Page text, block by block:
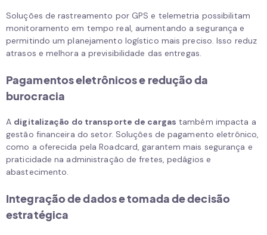
Soluções de rastreamento por GPS e telemetria possibilitam
monitoramento em tempo real, aumentando a segurança e
permitindo um planejamento logístico mais preciso. Isso reduz
atrasos e melhora a previsibilidade das entregas.
Pagamentos eletrônicos e redução da
burocracia
A digitalização do transporte de cargas também impacta a
gestão financeira do setor. Soluções de pagamento eletrônico,
como a oferecida pela Roadcard, garantem mais segurança e
praticidade na administração de fretes, pedágios e
abastecimento.
Integração de dados e tomada de decisão
estratégica